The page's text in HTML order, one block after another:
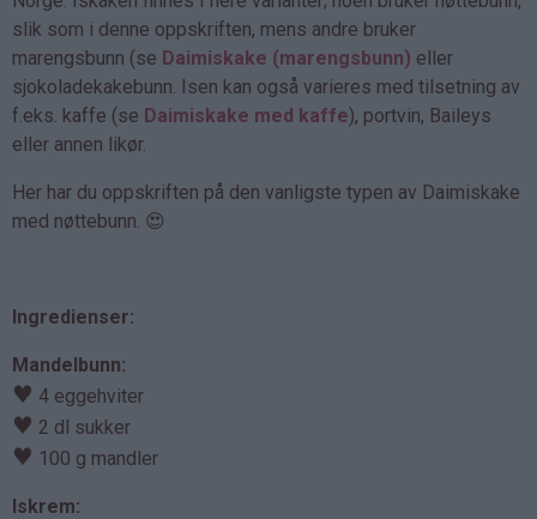
slik som i denne oppskriften, mens andre bruker
marengsbunn (se Daimiskake (marengsbunn) eller
sjokoladekakebunn. Isen kan også varieres med tilsetning av
f.eks. kaffe (se Daimiskake med kaffe), portvin, Baileys
eller annen likør.
Her har du oppskriften på den vanligste typen av Daimiskake
med nøttebunn. 😍
Ingredienser:
Mandelbunn:
♥ 4 eggehviter
♥ 2 dl sukker
♥ 100 g mandler
Iskrem: